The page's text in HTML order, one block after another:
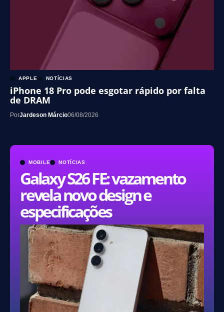
MOBILE NOTÍCIAS
Galaxy S26 FE: vazamento
revela novo design e
especificações
APPLE NOTÍCIAS
iPhone 18 Pro pode esgotar rápido por falta
de DRAM
PorJardeson Márcio06/08/2026